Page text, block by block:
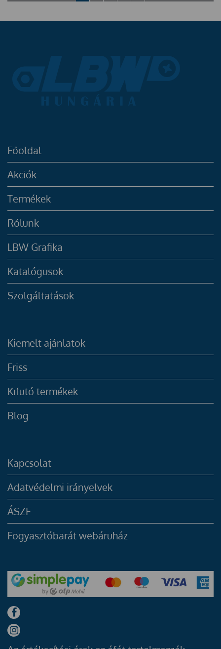
Főoldal
Akciók
Termékek
Rólunk
LBW Grafika
Katalógusok
Szolgáltatások
Kiemelt ajánlatok
Friss
Kifutó termékek
Blog
Kapcsolat
Adatvédelmi irányelvek
ÁSZF
Fogyasztóbarát webáruház